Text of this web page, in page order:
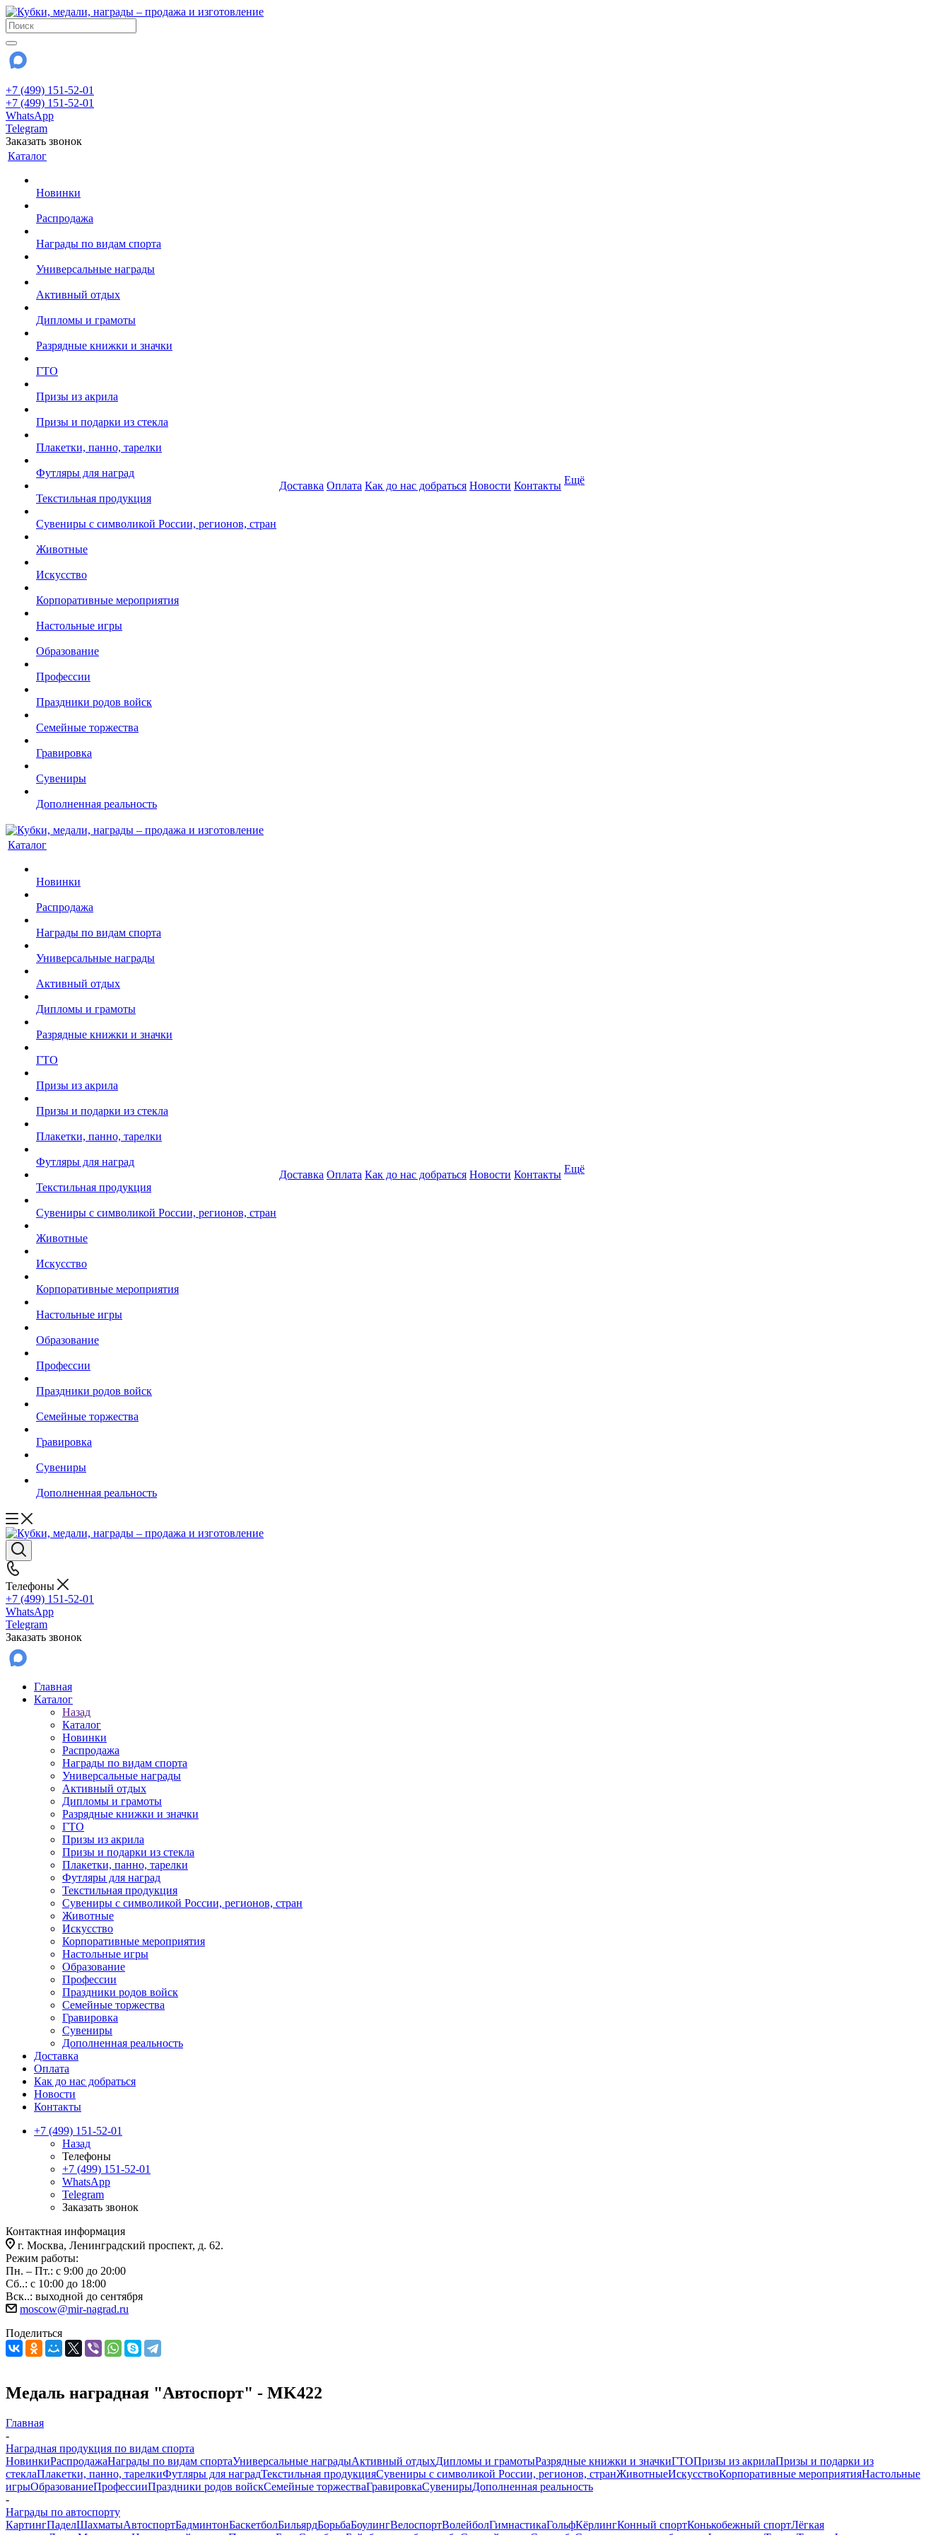
+7 (499) 151-52-01
+7 (499) 151-52-01
WhatsApp
Telegram
Заказать звонок
Каталог
Новинки
Распродажа
Награды по видам спорта
Универсальные награды
Активный отдых
Дипломы и грамоты
Разрядные книжки и значки
ГТО
Призы из акрила
Призы и подарки из стекла
Плакетки, панно, тарелки
Футляры для наград
Текстильная продукция
Сувениры с символикой России, регионов, стран
Животные
Искусство
Корпоративные мероприятия
Настольные игры
Образование
Профессии
Праздники родов войск
Семейные торжества
Гравировка
Сувениры
Дополненная реальность
Доставка Оплата Как до нас добраться Новости Контакты Ещё
Каталог
Новинки
Распродажа
Награды по видам спорта
Универсальные награды
Активный отдых
Дипломы и грамоты
Разрядные книжки и значки
ГТО
Призы из акрила
Призы и подарки из стекла
Плакетки, панно, тарелки
Футляры для наград
Текстильная продукция
Сувениры с символикой России, регионов, стран
Животные
Искусство
Корпоративные мероприятия
Настольные игры
Образование
Профессии
Праздники родов войск
Семейные торжества
Гравировка
Сувениры
Дополненная реальность
Доставка Оплата Как до нас добраться Новости Контакты Ещё
Телефоны
+7 (499) 151-52-01
WhatsApp
Telegram
Заказать звонок
Главная
Каталог
Назад
Каталог
Новинки
Распродажа
Награды по видам спорта
Универсальные награды
Активный отдых
Дипломы и грамоты
Разрядные книжки и значки
ГТО
Призы из акрила
Призы и подарки из стекла
Плакетки, панно, тарелки
Футляры для наград
Текстильная продукция
Сувениры с символикой России, регионов, стран
Животные
Искусство
Корпоративные мероприятия
Настольные игры
Образование
Профессии
Праздники родов войск
Семейные торжества
Гравировка
Сувениры
Дополненная реальность
Доставка
Оплата
Как до нас добраться
Новости
Контакты
+7 (499) 151-52-01
Назад
Телефоны
+7 (499) 151-52-01
WhatsApp
Telegram
Заказать звонок
Контактная информация
г. Москва, Ленинградский проспект, д. 62.
Режим работы:
Пн. – Пт.: с 9:00 до 20:00
Сб..: с 10:00 до 18:00
Вск..: выходной до сентября
moscow@mir-nagrad.ru
Поделиться
Медаль наградная "Автоспорт" - MK422
Главная
-
Наградная продукция по видам спорта
НовинкиРаспродажаНаграды по видам спортаУниверсальные наградыАктивный отдыхДипломы и грамотыРазрядные книжки и значкиГТОПризы из акрилаПризы и подарки из
стеклаПлакетки, панно, тарелкиФутляры для наградТекстильная продукцияСувениры с символикой России, регионов, странЖивотныеИскусствоКорпоративные мероприятияНастольные
игрыОбразованиеПрофессииПраздники родов войскСемейные торжестваГравировкаСувенирыДополненная реальность
-
Награды по автоспорту
КартингПаделШахматыАвтоспортБадминтонБаскетболБильярдБорьбаБоулингВелоспортВолейболГимнастикаГольфКёрлингКонный спортКонькобежный спортЛёгкая